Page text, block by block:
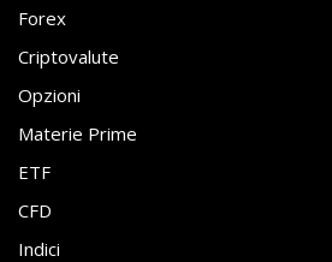
Forex
Criptovalute
Opzioni
Materie Prime
ETF
CFD
Indici